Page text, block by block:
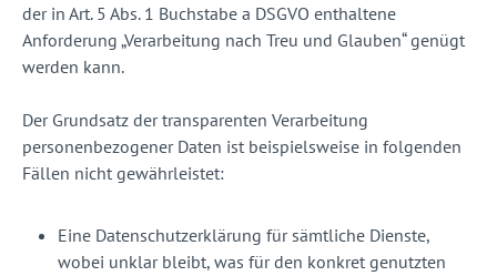
der in Art. 5 Abs. 1 Buchstabe a DSGVO enthaltene
Anforderung „Verarbeitung nach Treu und Glauben“ genügt
werden kann.
Der Grundsatz der transparenten Verarbeitung
personenbezogener Daten ist beispielsweise in folgenden
Fällen nicht gewährleistet:
Eine Datenschutzerklärung für sämtliche Dienste,
wobei unklar bleibt, was für den konkret genutzten